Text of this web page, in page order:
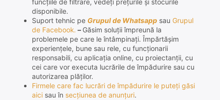
funcțiile de filtrare, vedeți prețurile și stocurile
disponibile.
Suport tehnic pe Grupul de Whatsappsau Grupul
deFacebook. – Găsim soluții împreună la
problemele pe care le întâmpinați. Împărtășim
experiențele, bune sau rele, cu funcționarii
responsabili, cu aplicația online, cu proiectanții, cu
cei care vor executa lucrările de împădurire sau cu
autorizarea plăților.
Firmele care fac lucrări de împădurire le puteți găsi
aicisau în secțiunea de anunțuri.